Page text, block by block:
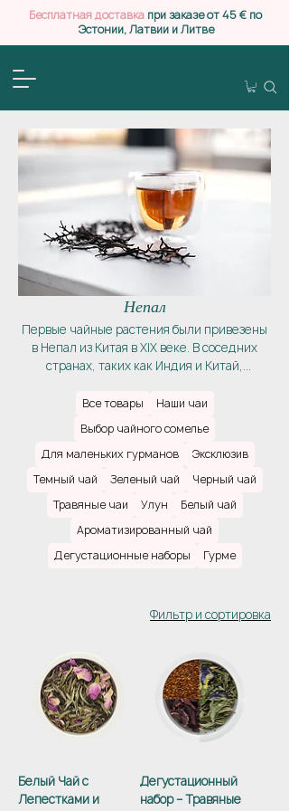
Бесплатная доставка при заказе от 45 € по
Эстонии, Латвии и Литве
Непал
Первые чайные растения были привезены
в Непал из Китая в XIX веке. В соседних
странах, таких как Индия и Китай,
стремительно, в Непале же чайная
трудностей из-за тяжелых исторических
условий. Однако скромное начало не
помешало чайным садам расцвести и
производителя лучших чаев в мире. На
склонах Гималайских гор чайные фермеры
чаи: бодрящие, освежающие, с медовой
Все товары
Наши чаи
Выбор чайного сомелье
Для маленьких гурманов
Эксклюзив
Темный чай
Зеленый чай
Черный чай
Травяные чаи
Улун
Белый чай
Ароматизированный чай
Дегустационные наборы
Гурме
Фильтр и сортировка
Белый Чай с
Лепестками и
Дегустационный
набор – Травяные